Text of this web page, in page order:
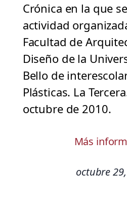
Crónica en la que
actividad
Facultad de
Diseño de la
Bello de
Plásticas. La
octubre de 2010.
Más
octubre